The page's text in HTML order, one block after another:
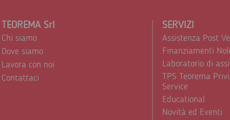
TEOREMA Srl
Chi siamo
Dove siamo
Lavora con noi
Contattaci
SERVIZI
Assistenza Post
Finanziamenti
Laboratorio di
TPS Teorema
Service
Educational
Novità ed Eventi